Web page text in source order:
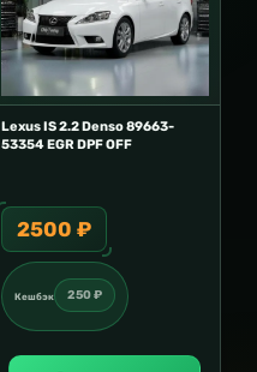
Lexus IS 2.2 Denso 89663-
53354 EGR DPF OFF
2500 ₽
Кешбэк 250 ₽